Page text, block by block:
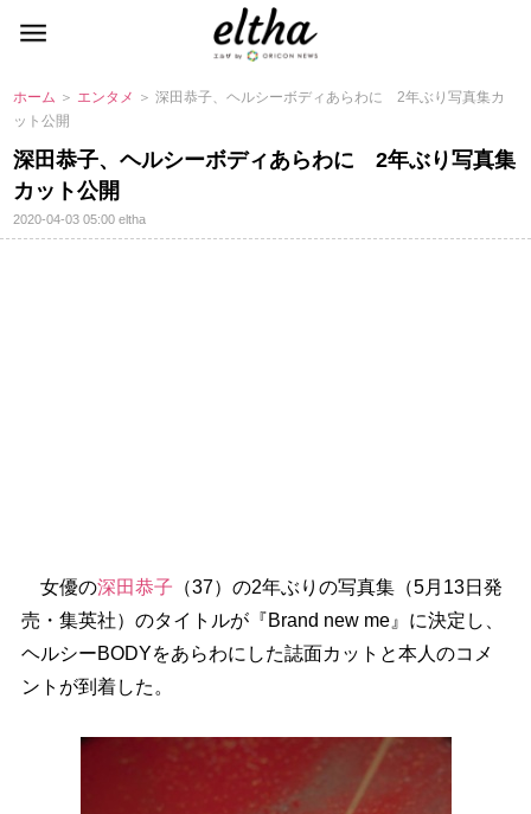
ホーム ＞ エンタメ ＞ 深田恭子、ヘルシーボディあらわに 2年ぶり写真集カ
ット公開
深田恭子、ヘルシーボディあらわに 2年ぶり写真集
カット公開
2020-04-03 05:00eltha
女優の深田恭子 （37）の2年ぶりの写真集（5月13日発
売・集英社）のタイトルが『Brand new me』に決定し、
ヘルシーBODYをあらわにした誌面カットと本人のコメ
ントが到着した。